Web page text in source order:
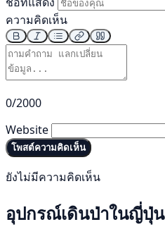
ความคิดเห็น
0/2000
Website
โพสต์ความคิดเห็น
ยังไม่มีความคิดเห็น
อุปกรณ์เดินป่าในญี่ปุ่น